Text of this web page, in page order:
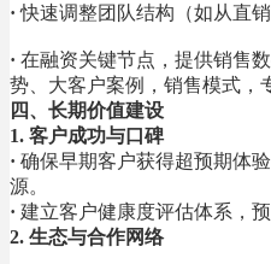
·快速调整团队结构（如从直
· 在融资关键节点，提供销售
势、大客户案例，销售模式，
四、长期价值建设
1. 客户成功与口碑
· 确保早期客户获得超预期体
源。
· 建立客户健康度评估体系，
2. 生态与合作网络